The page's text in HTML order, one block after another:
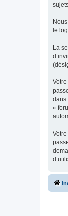
le
La
dans
«